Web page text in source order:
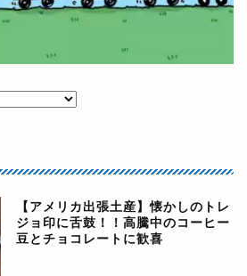
【アメリカ出張土産】懐かしのトレ
ジョ印に舌鼓！！高騰中のコーヒー
豆とチョコレートに歓喜